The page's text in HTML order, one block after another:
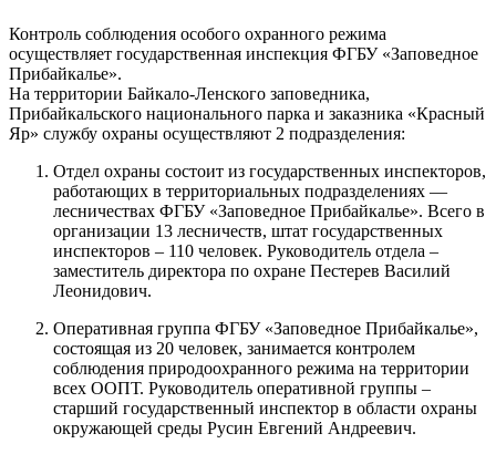
Контроль соблюдения особого охранного режима
осуществляет государственная инспекция ФГБУ «Заповедное
Прибайкалье».
На территории Байкало-Ленского заповедника,
Прибайкальского национального парка и заказника «Красный
Яр» службу охраны осуществляют 2 подразделения:
Отдел охраны состоит из государственных инспекторов,
работающих в территориальных подразделениях —
лесничествах ФГБУ «Заповедное Прибайкалье». Всего в
организации 13 лесничеств, штат государственных
инспекторов – 110 человек. Руководитель отдела –
заместитель директора по охране Пестерев Василий
Леонидович.
Оперативная группа ФГБУ «Заповедное Прибайкалье»,
состоящая из 20 человек, занимается контролем
соблюдения природоохранного режима на территории
всех ООПТ. Руководитель оперативной группы –
старший государственный инспектор в области охраны
окружающей среды Русин Евгений Андреевич.